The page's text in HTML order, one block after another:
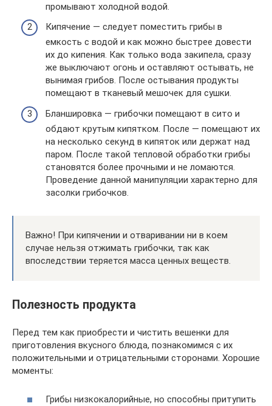
промывают холодной водой.
Кипячение — следует поместить грибы в
емкость с водой и как можно быстрее довести
их до кипения. Как только вода закипела, сразу
же выключают огонь и оставляют остывать, не
вынимая грибов. После остывания продукты
помещают в тканевый мешочек для сушки.
Бланшировка — грибочки помещают в сито и
обдают крутым кипятком. После — помещают их
на несколько секунд в кипяток или держат над
паром. После такой тепловой обработки грибы
становятся более прочными и не ломаются.
Проведение данной манипуляции характерно для
засолки грибочков.
Важно! При кипячении и отваривании ни в коем
случае нельзя отжимать грибочки, так как
впоследствии теряется масса ценных веществ.
Полезность продукта
Перед тем как приобрести и чистить вешенки для
приготовления вкусного блюда, познакомимся с их
положительными и отрицательными сторонами. Хорошие
моменты:
Грибы низкокалорийные, но способны притупить